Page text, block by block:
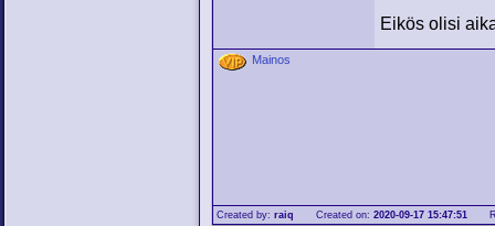
Eikös olisi
Mainos
Created by: raiq Created on:2020-09-17 15:47:51